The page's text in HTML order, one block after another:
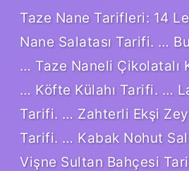
Taze Nane Tarifleri: 14
Nane Salatası Tarifi. …
… Taze Naneli Çikolatalı
… Köfte Külahı Tarifi. …
Tarifi. … Zahterli Ekşi
Tarifi. … Kabak Nohut
Vişne Sultan Bahçesi